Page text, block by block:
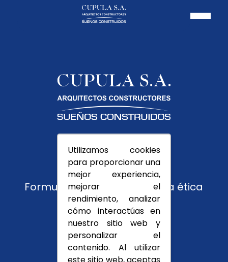
Utilizamos cookies
para proporcionar una
mejor experiencia,
mejorar el
rendimiento, analizar
cómo interactúas en
nuestro sitio web y
personalizar el
contenido. Al utilizar
Usuarios
Trabaja con nosotros
Formulario de reporte y línea ética
Montevedra
Conócenos
Blog